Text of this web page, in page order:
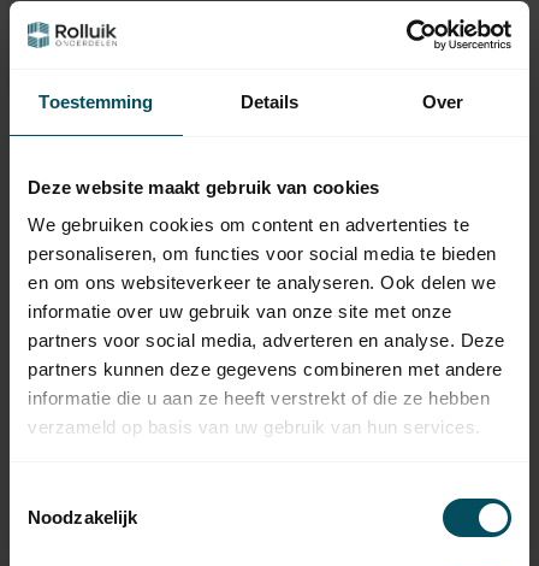
Toestemming Details Over
Deze website maakt gebruik van cookies
We gebruiken cookies om content en advertenties te
personaliseren, om functies voor social media te bieden
en om ons websiteverkeer te analyseren. Ook delen we
informatie over uw gebruik van onze site met onze
partners voor social media, adverteren en analyse. Deze
partners kunnen deze gegevens combineren met andere
informatie die u aan ze heeft verstrekt of die ze hebben
verzameld op basis van uw gebruik van hun services.
Noodzakelijk
Vraag het de expert
SIMU
Adaptieset Ø 50 x 1,5
- LT50 en T5
5,95
Adaptieset ZF54 -
LT50 en T5